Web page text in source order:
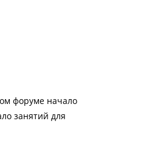
форуме начало
занятий для